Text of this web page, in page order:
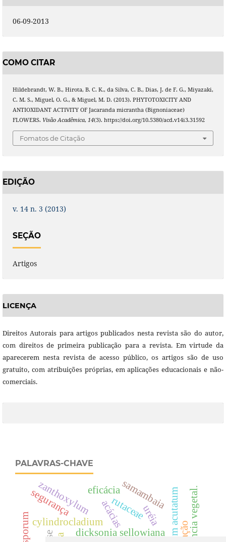
06-09-2013
COMO CITAR
Hildebrandt, W. B., Hirota, B. C. K., da Silva, C. B., Dias, J. de F. G., Miyazaki,
C. M. S., Miguel, O. G., & Miguel, M. D. (2013). PHYTOTOXICITY AND
ANTIOXIDANT ACTIVITY OF Jacaranda micrantha (Bignoniaceae)
FLOWERS. Visão Acadêmica, 14(3). https://doi.org/10.5380/acd.v14i3.31592
Fomatos de Citação
EDIÇÃO
v. 14 n. 3 (2013)
SEÇÃO
Artigos
LICENÇA
Direitos Autorais para artigos publicados nesta revista são do autor,
com direitos de primeira publicação para a revista. Em virtude da
aparecerem nesta revista de acesso público, os artigos são de uso
gratuito, com atribuições próprias, em aplicações educacionais e não-
comerciais.
PALAVRAS-CHAVE
dicksonia sellowiana
cylindrocladiumacácias uréia
zanthoxylum rutaceae
samambaia resistência vegetal.
segurança eficácia